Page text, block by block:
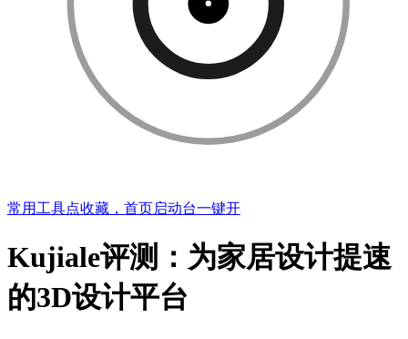
常用工具点收藏，首页启动台一键开
Kujiale评测：为家居设计提速
的3D设计平台